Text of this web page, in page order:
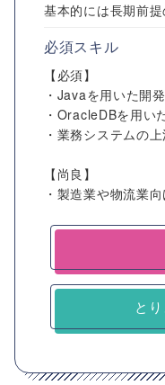
基本的には長期前提
必須スキル
【必須】
・Javaを用いた開
・OracleDBを用い
・業務システムの
【尚良】
・製造業や物流業
と